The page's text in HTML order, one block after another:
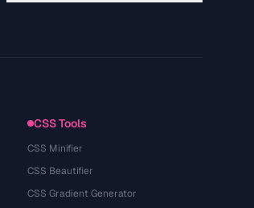
CSS Tools
CSS Minifier
CSS Beautifier
CSS Gradient Generator